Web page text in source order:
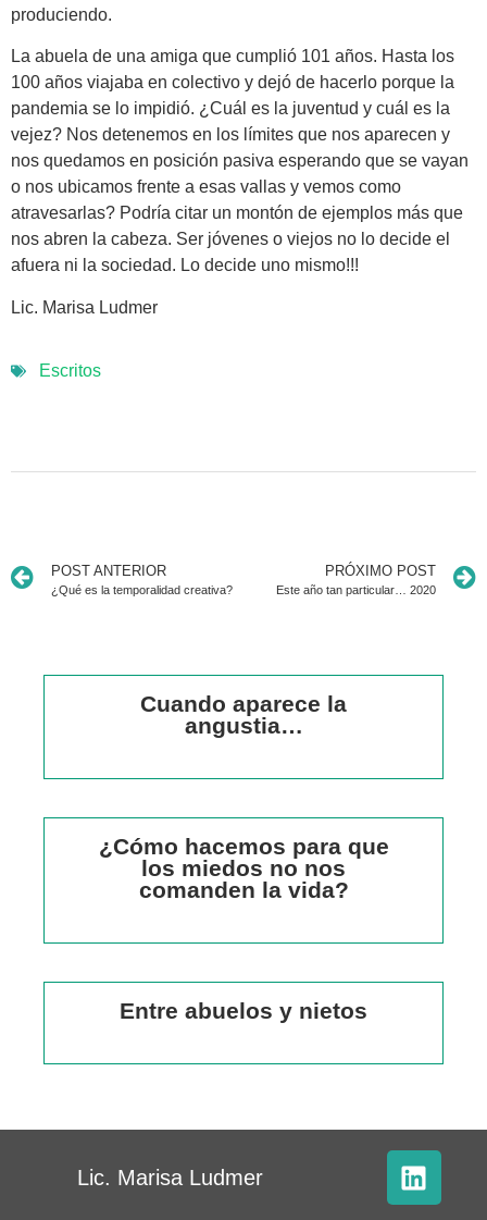
produciendo.
La abuela de una amiga que cumplió 101 años. Hasta los
100 años viajaba en colectivo y dejó de hacerlo porque la
pandemia se lo impidió. ¿Cuál es la juventud y cuál es la
vejez? Nos detenemos en los límites que nos aparecen y
nos quedamos en posición pasiva esperando que se vayan
o nos ubicamos frente a esas vallas y vemos como
atravesarlas? Podría citar un montón de ejemplos más que
nos abren la cabeza. Ser jóvenes o viejos no lo decide el
afuera ni la sociedad. Lo decide uno mismo!!!
Lic. Marisa Ludmer
Escritos
POST ANTERIOR
¿Qué es la temporalidad creativa?
PRÓXIMO POST
Este año tan particular… 2020
Cuando aparece la
angustia…
¿Cómo hacemos para que
los miedos no nos
comanden la vida?
Entre abuelos y nietos
Lic. Marisa Ludmer